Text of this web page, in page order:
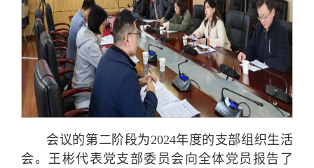
会议的第二阶段为2024年度的支部组织生活
会。王彬代表党支部委员会向全体党员报告了